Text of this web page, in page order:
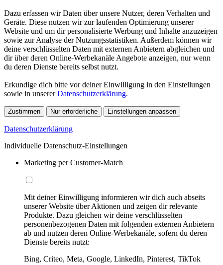
Dazu erfassen wir Daten über unsere Nutzer, deren Verhalten und
Geräte. Diese nutzen wir zur laufenden Optimierung unserer
Website und um dir personalisierte Werbung und Inhalte anzuzeigen
sowie zur Analyse der Nutzungsstatistiken. Außerdem können wir
deine verschlüsselten Daten mit externen Anbietern abgleichen und
dir über deren Online-Werbekanäle Angebote anzeigen, nur wenn
du deren Dienste bereits selbst nutzt.
Erkundige dich bitte vor deiner Einwilligung in den Einstellungen
sowie in unsererDatenschutzerklärung.
Zustimmen Nur erforderliche Einstellungen anpassen
Datenschutzerklärung
Individuelle Datenschutz-Einstellungen
Marketing per Customer-Match
Mit deiner Einwilligung informieren wir dich auch abseits
unserer Website über Aktionen und zeigen dir relevante
Produkte. Dazu gleichen wir deine verschlüsselten
personenbezogenen Daten mit folgenden externen Anbietern
ab und nutzen deren Online-Werbekanäle, sofern du deren
Dienste bereits nutzt:
Bing, Criteo, Meta, Google, LinkedIn, Pinterest, TikTok